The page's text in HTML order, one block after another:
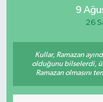
9
26
Kullar, Ramazan
olduğunu bilselerdi,
Ramazan olmasını
ÇEVRE
Son Dakika